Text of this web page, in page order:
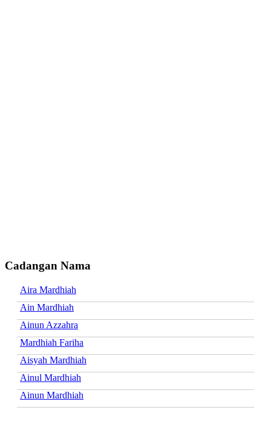
Cadangan Nama
Aira Mardhiah
Ain Mardhiah
Ainun Azzahra
Mardhiah Fariha
Aisyah Mardhiah
Ainul Mardhiah
Ainun Mardhiah